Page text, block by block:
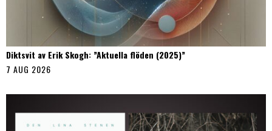
Diktsvit av Erik Skogh: ”Aktuella flöden (2025)”
7 AUG 2026